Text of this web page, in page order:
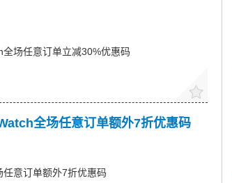
场任意订单立减30%优惠码
全场任意订单额外7折优惠码
意订单额外7折优惠码